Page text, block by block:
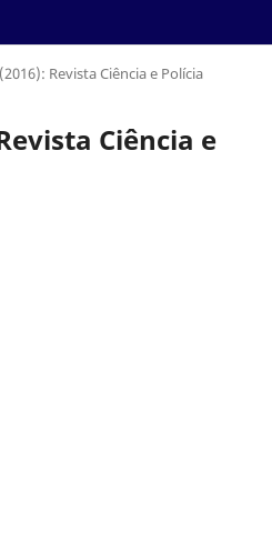
Revista Ciência e Polícia
Ciência e